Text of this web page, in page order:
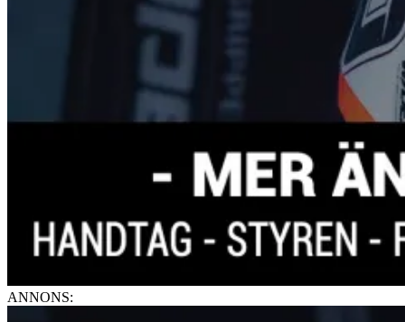
ANNONS: